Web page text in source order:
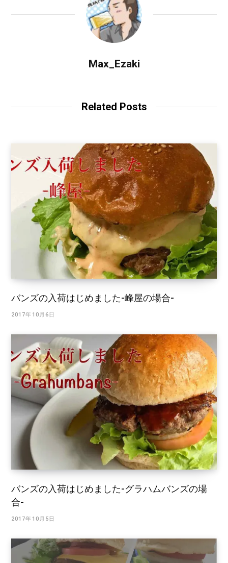
Max_Ezaki
Related Posts
バンズの入荷はじめました-峰屋の場合-
2017年10月6日
バンズの入荷はじめました-グラハムバンズの場
合-
2017年10月5日